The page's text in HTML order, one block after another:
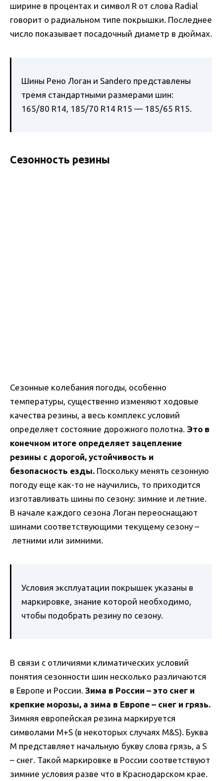
ширине в процентах и символ R от слова Radial
говорит о радиальном типе покрышки. Последнее
число показывает посадочный диаметр в дюймах.
Шины Рено Логан и Sandero представлены
тремя стандартными размерами шин:
165/80 R14, 185/70 R14 R15 — 185/65 R15.
Сезонность резины
Сезонные колебания погоды, особенно
температуры, существенно изменяют ходовые
качества резины, а весь комплекс условий
определяет состояние дорожного полотна. Это в
конечном итоге определяет зацепление
резины с дорогой, устойчивость и
безопасность езды. Поскольку менять сезонную
погоду еще как-то не научились, то приходится
изготавливать шины по сезону: зимние и летние.
В начале каждого сезона Логан переоснащают
шинами соответствующими текущему сезону –
летними или зимними.
Условия эксплуатации покрышек указаны в
маркировке, знание которой необходимо,
чтобы подобрать резину по сезону.
В связи с отличиями климатических условий
понятия сезонности шин несколько различаются
в Европе и России. Зима в России – это снег и
крепкие морозы, а зима в Европе – снег и грязь.
Зимняя европейская резина маркируется
символами M+S (в некоторых случаях M&S). Буква
M представляет начальную букву слова грязь, а S
– снег. Такой маркировке в России соответствуют
зимние условия разве что в Краснодарском крае.